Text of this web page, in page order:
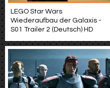
LEGO Star Wars
Wiederaufbau der Galaxis -
S01 Trailer 2 (Deutsch) HD